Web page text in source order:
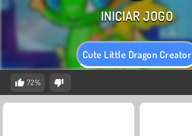
Cute Little Dragon Creator
72%